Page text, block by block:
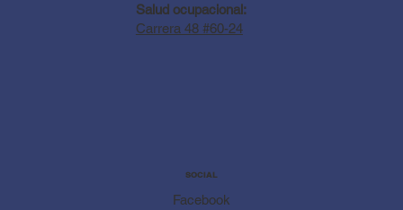
Salud ocupacional:
Carrera 48 #60-24
SOCIAL
Facebook